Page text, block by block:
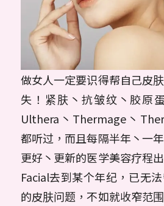
做女人一定要识得帮自己皮
失！紧肤丶抗皱纹丶胶原
Ulthera丶Thermage丶
都听过，而且每隔半年丶一
更好丶更新的医学美容疗程
Facial去到某个年纪，已无
的皮肤问题，不如就收窄范